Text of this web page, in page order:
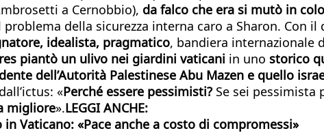
a Cernobbio), da falco che era si mutò in
della sicurezza interna caro a Sharon. Con il
idealista, pragmatico, bandiera internazionale
piantò un ulivo nei giardini vaticani in uno storico
dell’Autorità Palestinese Abu Mazen e quello
«Perché essere pessimisti? Se sei
migliore».LEGGI ANCHE:
Vaticano: «Pace anche a costo di compromessi»